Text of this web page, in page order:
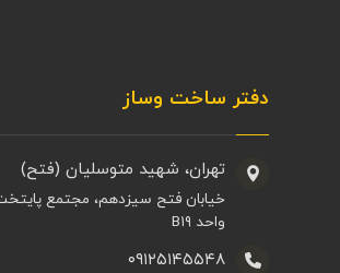
دفتر ساخت وساز
تهران، شهید متوسلیان (فتح)
خیابان فتح سیزدهم، مجتمع
واحد B۱۹
۰۹۱۲۵۱۴۵۵۴۸